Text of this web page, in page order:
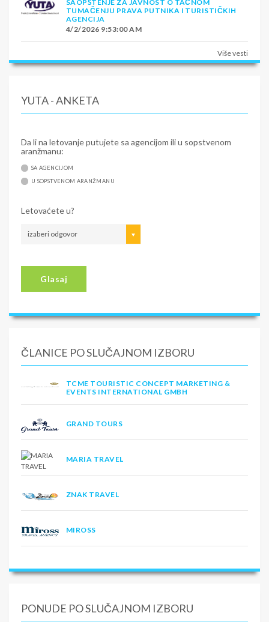
SAOPŠTENJE ZA JAVNOST O TAČNOM
TUMAČENJU PRAVA PUTNIKA I TURISTIČKIH
AGENCIJA
4/2/2026 9:53:00 AM
Više vesti
YUTA - ANKETA
Da li na letovanje putujete sa agencijom ili u sopstvenom
aranžmanu:
SA AGENCIJOM
U SOPSTVENOM ARANŽMANU
Letovaćete u?
izaberi odgovor
Glasaj
ČLANICE PO SLUČAJNOM IZBORU
TCME TOURISTIC CONCEPT MARKETING &
EVENTS INTERNATIONAL GMBH
GRAND TOURS
MARIA TRAVEL
ZNAK TRAVEL
MIROSS
PONUDE PO SLUČAJNOM IZBORU